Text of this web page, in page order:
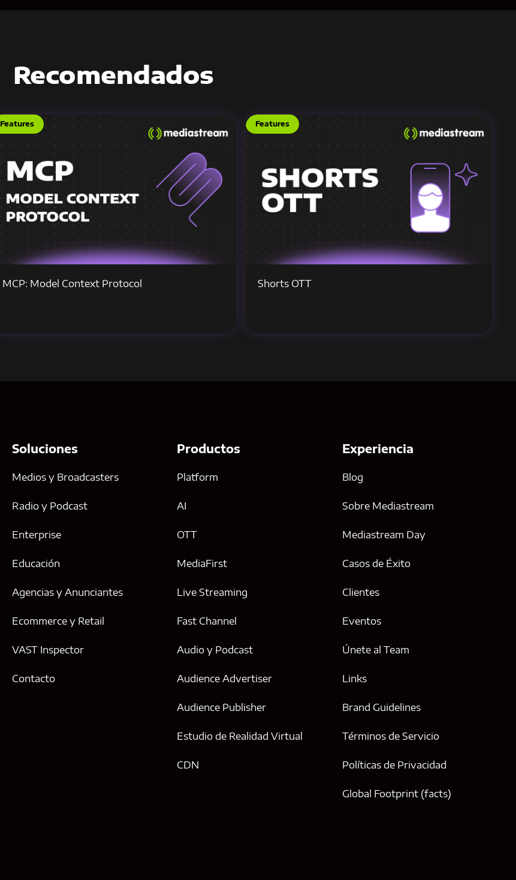
Recomendados
Features
MCP: Model Context Protocol
Features
Shorts OTT
Soluciones
Medios y Broadcasters
Radio y Podcast
Enterprise
Educación
Agencias y Anunciantes
Ecommerce y Retail
VAST Inspector
Contacto
Productos
Platform
AI
OTT
MediaFirst
Live Streaming
Fast Channel
Audio y Podcast
Audience Advertiser
Audience Publisher
Estudio de Realidad Virtual
CDN
Experiencia
Blog
Sobre Mediastream
Mediastream Day
Casos de Éxito
Clientes
Eventos
Únete al Team
Links
Brand Guidelines
Términos de Servicio
Políticas de Privacidad
Global Footprint (facts)